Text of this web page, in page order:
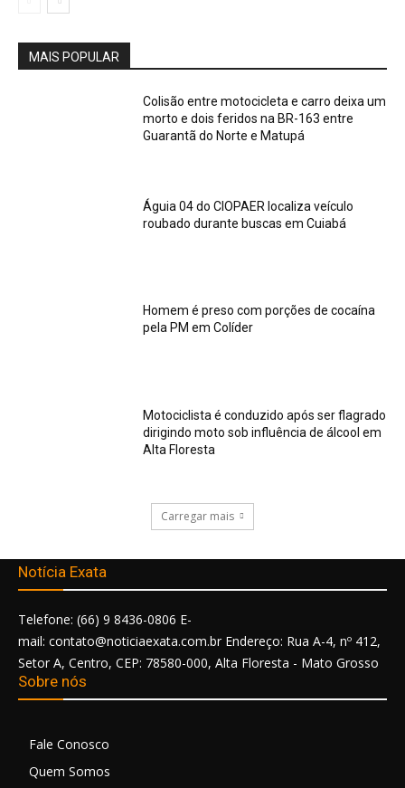
MAIS POPULAR
Colisão entre motocicleta e carro deixa um
morto e dois feridos na BR-163 entre
Guarantã do Norte e Matupá
Águia 04 do CIOPAER localiza veículo
roubado durante buscas em Cuiabá
Homem é preso com porções de cocaína
pela PM em Colíder
Motociclista é conduzido após ser flagrado
dirigindo moto sob influência de álcool em
Alta Floresta
Carregar mais
Notícia Exata
Telefone: (66) 9 8436-0806 E-
mail: contato@noticiaexata.com.br Endereço: Rua A-4, nº 412,
Setor A, Centro, CEP: 78580-000, Alta Floresta - Mato Grosso
Sobre nós
Fale Conosco
Quem Somos